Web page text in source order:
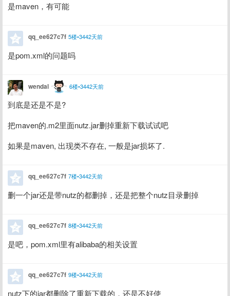
是maven，有可能
qq_ee627c7f 5楼•3442天前
是pom.xml的问题吗
wendal 6楼•3442天前
到底是还是不是?
把maven的.m2里面nutz.jar删掉重新下载试试吧
如果是maven, 出现类不存在, 一般是jar损坏了.
qq_ee627c7f 7楼•3442天前
删一个jar还是带nutz的都删掉，还是把整个nutz目录删掉
qq_ee627c7f 8楼•3442天前
是吧，pom.xml里有alibaba的相关设置
qq_ee627c7f 9楼•3442天前
nutz下的jar都删除了重新下载的，还是不好使